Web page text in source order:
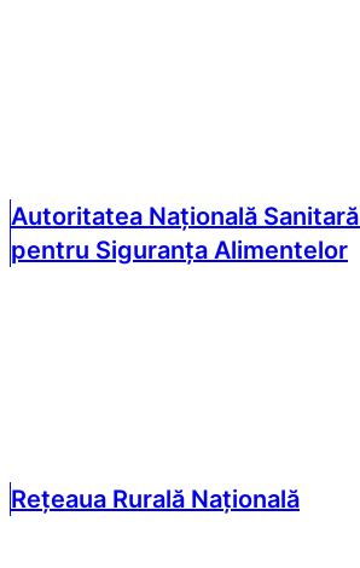
Autoritatea Națională
pentru Siguranța Alimentelor
Rețeaua Rurală Națională